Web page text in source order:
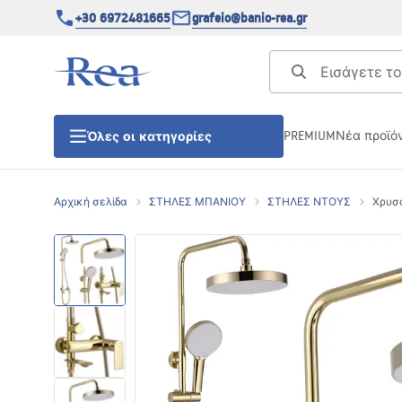
+30 6972481665 grafeio@banio-rea.gr
Όλες οι κατηγορίες
Πόρτες ντουζίερας
ΒΑΣΕΙΣ ΝΤΟΥΖΙΕΡΑΣ
ΣΙΦΩΝΙΑ ΔΑΠΕΔΟΥ
PREMIUMΝέα
Αρχική σελίδα ΣΤΗΛΕΣ ΜΠΑΝΙΟΥ ΣΤΗΛΕΣ ΝΤΟΥΣ